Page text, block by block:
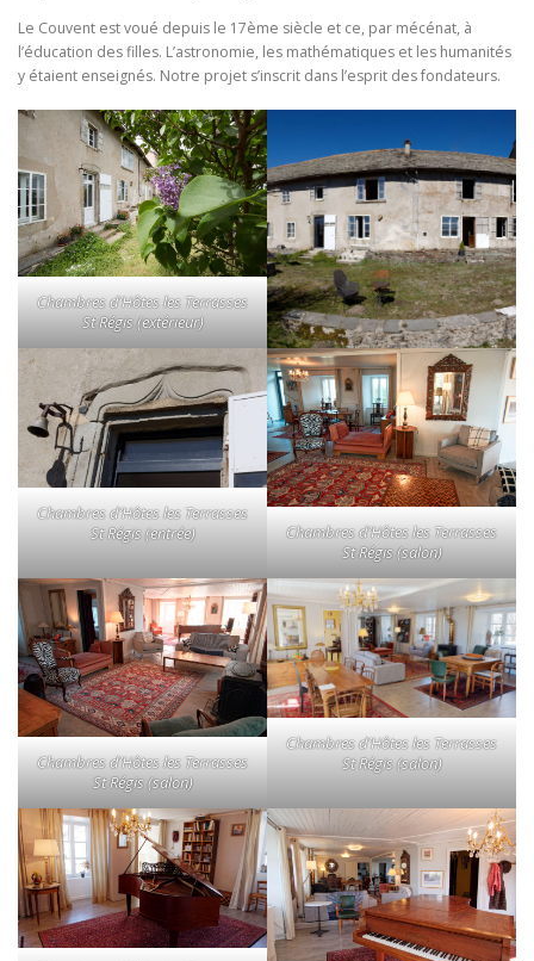
Le Couvent est voué depuis le 17ème siècle et ce, par mécénat, à
l’éducation des filles. L’astronomie, les mathématiques et les humanités
y étaient enseignés. Notre projet s’inscrit dans l’esprit des fondateurs.
Chambres d’Hôtes les Terrasses
St Régis (extérieur)
Chambres d’Hôtes les Terrasses
St Régis (entrée)
Chambres d’Hôtes les Terrasses
St Régis (salon)
Chambres d’Hôtes les Terrasses
St Régis (salon)
Chambres d’Hôtes les Terrasses
St Régis (salon)